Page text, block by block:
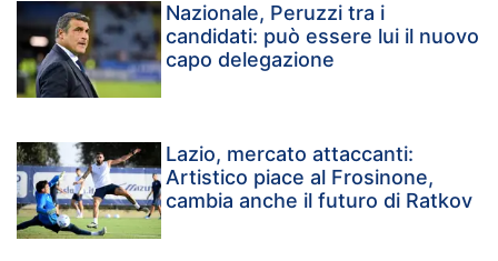
Nazionale, Peruzzi tra i
candidati: può essere lui il nuovo
capo delegazione
Lazio, mercato attaccanti:
Artistico piace al Frosinone,
cambia anche il futuro di Ratkov